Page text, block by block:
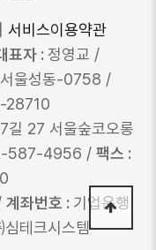
서비스이용약관
표자 :정영교 /
울성동-0758 /
28710
길 27 서울숲코오롱
587-4956 / 팩스 :
계좌번호 : 기업은행
테크시스템